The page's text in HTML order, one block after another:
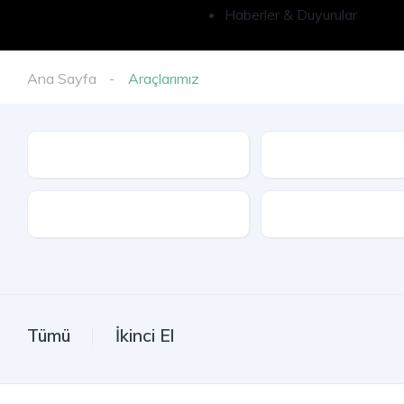
Haberler & Duyurular
Ana Sayfa Araçlarımız
Tümü İkinci El